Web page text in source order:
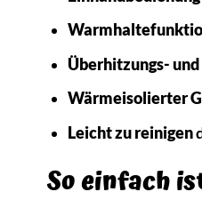
Überhitzungs-
Wärmeisolierter
Leicht zu reinigen
So einfach